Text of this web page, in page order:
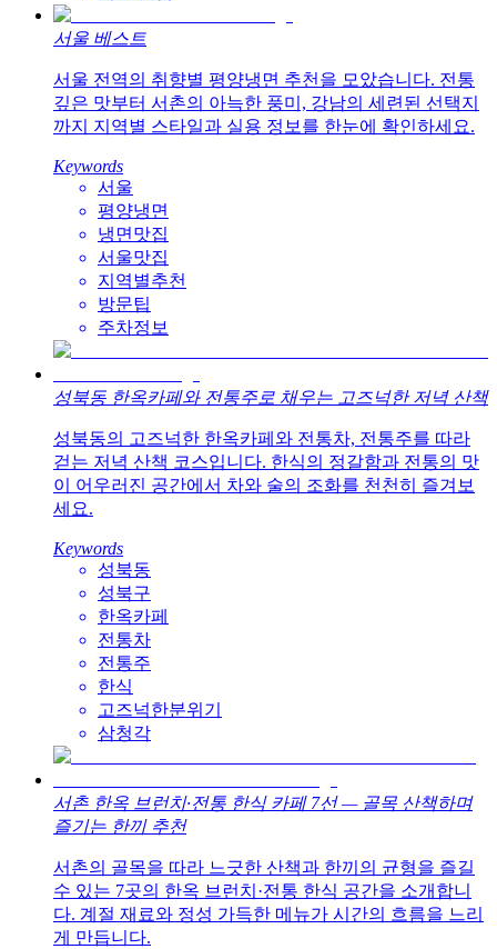
서울 베스트
서울 전역의 취향별 평양냉면 추천을 모았습니다. 전통
깊은 맛부터 서촌의 아늑한 풍미, 강남의 세련된 선택지
까지 지역별 스타일과 실용 정보를 한눈에 확인하세요.
Keywords
서울
평양냉면
냉면맛집
서울맛집
지역별추천
방문팁
주차정보
성북동 한옥카페와 전통주로 채우는 고즈넉한 저녁 산책
성북동의 고즈넉한 한옥카페와 전통차, 전통주를 따라
걷는 저녁 산책 코스입니다. 한식의 정갈함과 전통의 맛
이 어우러진 공간에서 차와 술의 조화를 천천히 즐겨보
세요.
Keywords
성북동
성북구
한옥카페
전통차
전통주
한식
고즈넉한분위기
삼청각
서촌 한옥 브런치·전통 한식 카페 7선 — 골목 산책하며
즐기는 한끼 추천
서촌의 골목을 따라 느긋한 산책과 한끼의 균형을 즐길
수 있는 7곳의 한옥 브런치·전통 한식 공간을 소개합니
다. 계절 재료와 정성 가득한 메뉴가 시간의 흐름을 느리
게 만듭니다.